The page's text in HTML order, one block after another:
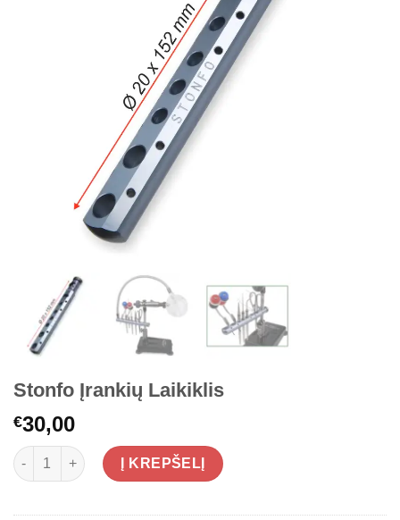
Stonfo Įrankių Laikiklis
€30,00
produkto kiekis: Stonfo Įrankių Laikiklis
Į KREPŠELĮ